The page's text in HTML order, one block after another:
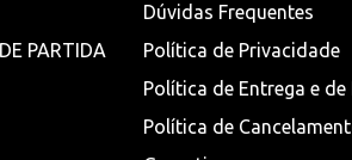
PARTIDA
Dúvidas Frequentes
Política de Privacidade
Política de Entrega e de
Política de